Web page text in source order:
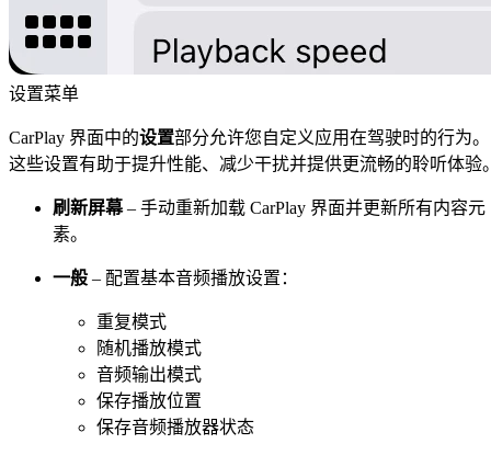
设置菜单
CarPlay 界面中的设置部分允许您自定义应用在驾驶时的行为。
这些设置有助于提升性能、减少干扰并提供更流畅的聆听体验
刷新屏幕– 手动重新加载 CarPlay 界面并更新所有内容元
素。
一般 – 配置基本音频播放设置：
重复模式
随机播放模式
音频输出模式
保存播放位置
保存音频播放器状态